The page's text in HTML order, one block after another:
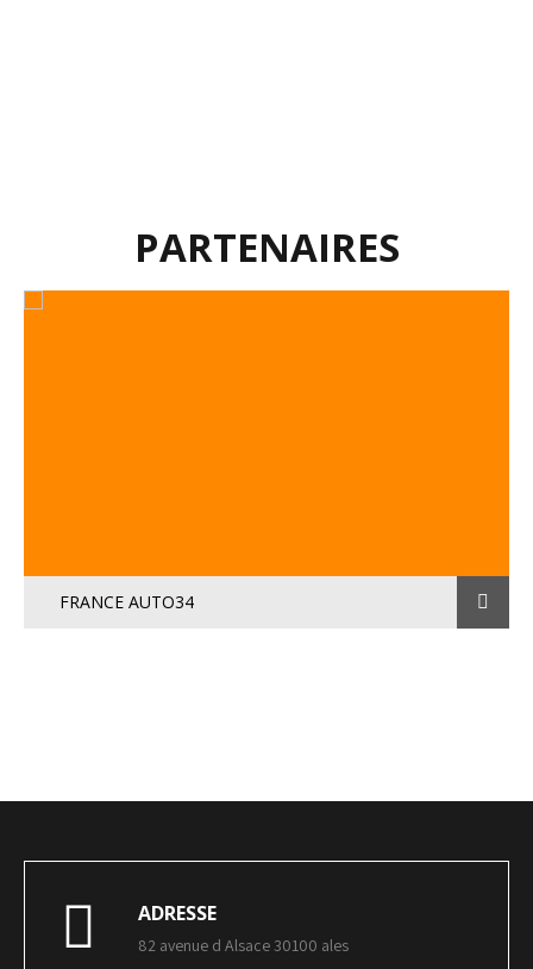
PARTENAIRES
FRANCE AUTO34
ADRESSE
82 avenue d Alsace 30100 ales